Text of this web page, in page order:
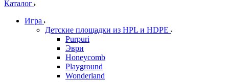
Каталог
Игра
Детские площадки из HPL и HDPE
Purpuri
Эври
Honeycomb
Playground
Wonderland